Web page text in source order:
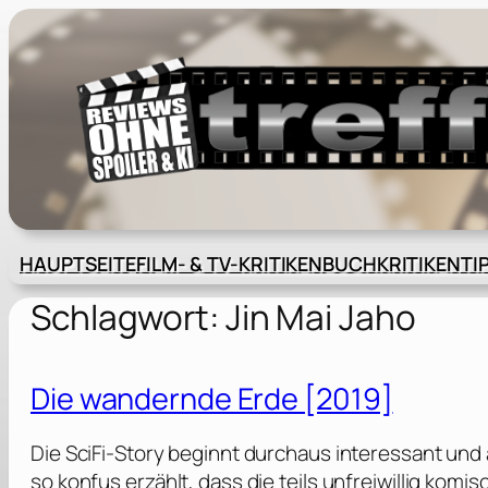
Zum
Inhalt
springen
HAUPTSEITEFILM- & TV-KRITIKENBUCHKRITIKEN
Schlagwort:Jin Mai Jaho
Die wandernde Erde [2019]
Die SciFi-Story beginnt durchaus interessant
so konfus erzählt, dass die teils unfreiwillig